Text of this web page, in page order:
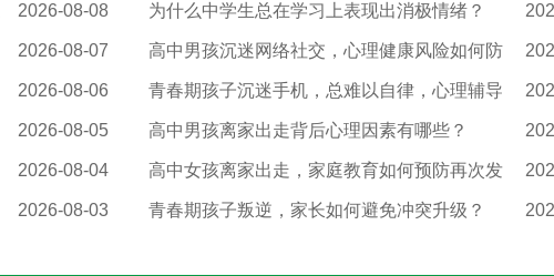
2026-08-08
2026-08-07
2026-08-06
2026-08-05
2026-08-04
2026-08-03
为什么中学生总在学习上表现出消极情绪？
高中男孩沉迷网络社交，心理健康风险如何防
青春期孩子沉迷手机，总难以自律，心理辅导
高中男孩离家出走背后心理因素有哪些？
高中女孩离家出走，家庭教育如何预防再次发
青春期孩子叛逆，家长如何避免冲突升级？